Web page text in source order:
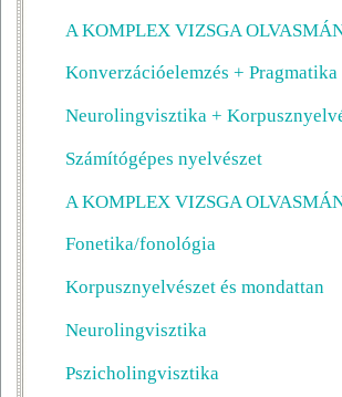
A KOMPLEX VIZSGA
Konverzációelemzés + Pragmatika
Neurolingvisztika +
Számítógépes nyelvészet
A KOMPLEX VIZSGA
Fonetika/fonológia
Korpusznyelvészet és mondattan
Neurolingvisztika
Pszicholingvisztika